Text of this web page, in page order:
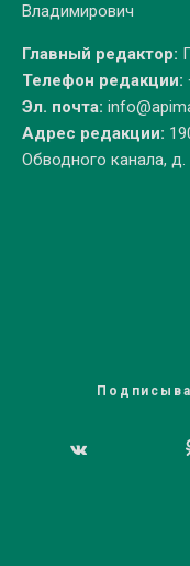
Владимирович
Главный редактор:
Телефон редакции:
Эл. почта:
Адрес редакции:
Обводного канала,